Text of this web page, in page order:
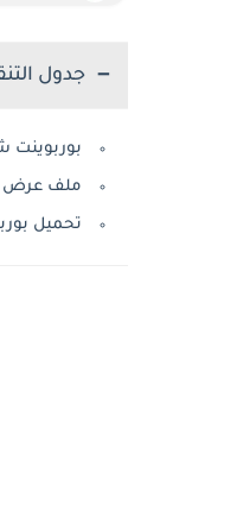
جدول
ملف عرض
تحميل